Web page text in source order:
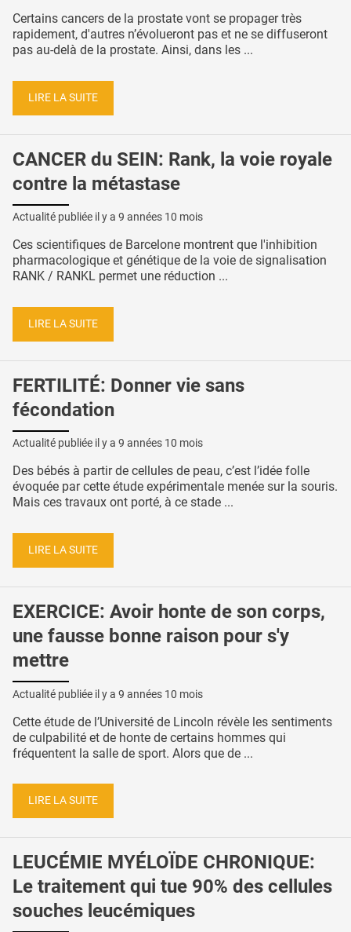
Certains cancers de la prostate vont se propager très
rapidement, d'autres n’évolueront pas et ne se diffuseront
pas au-delà de la prostate. Ainsi, dans les ...
LIRE LA SUITE
CANCER du SEIN: Rank, la voie royale
contre la métastase
Actualité publiée il y a 9 années 10 mois
Ces scientifiques de Barcelone montrent que l'inhibition
pharmacologique et génétique de la voie de signalisation
RANK / RANKL permet une réduction ...
LIRE LA SUITE
FERTILITÉ: Donner vie sans
fécondation
Actualité publiée il y a 9 années 10 mois
Des bébés à partir de cellules de peau, c’est l’idée folle
évoquée par cette étude expérimentale menée sur la souris.
Mais ces travaux ont porté, à ce stade ...
LIRE LA SUITE
EXERCICE: Avoir honte de son corps,
une fausse bonne raison pour s'y
mettre
Actualité publiée il y a 9 années 10 mois
Cette étude de l’Université de Lincoln révèle les sentiments
de culpabilité et de honte de certains hommes qui
fréquentent la salle de sport. Alors que de ...
LIRE LA SUITE
LEUCÉMIE MYÉLOÏDE CHRONIQUE:
Le traitement qui tue 90% des cellules
souches leucémiques